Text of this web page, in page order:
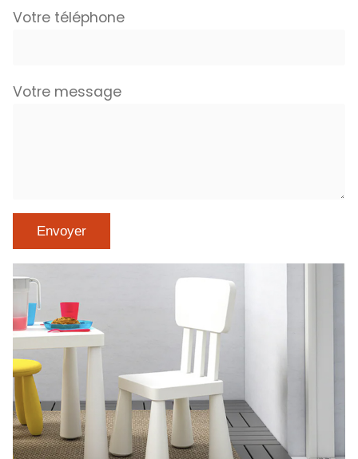
Votre téléphone
Votre message